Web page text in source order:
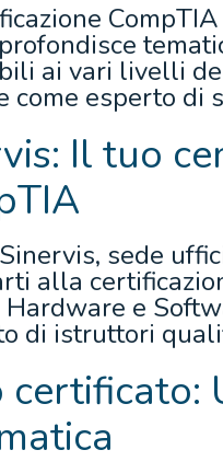
ai vari livelli
come esperto di
Il tuo
sede
alla
Hardware e
di istruttori
certificato: